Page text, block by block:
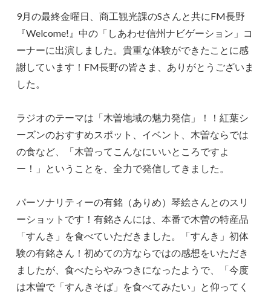
9月の最終金曜日、商工観光課のSさんと共にFM長野
『Welcome!』中の「しあわせ信州ナビゲーション」コ
ーナーに出演しました。貴重な体験ができたことに感
謝しています！FM長野の皆さま、ありがとうございま
した。
ラジオのテーマは「木曽地域の魅力発信」！！紅葉シ
ーズンのおすすめスポット、イベント、木曽ならでは
の食など、「木曽ってこんなにいいところですよ
ー！」ということを、全力で発信してきました。
パーソナリティーの有銘（ありめ）琴絵さんとのスリ
ーショットです！有銘さんには、本番で木曽の特産品
「すんき」を食べていただきました。「すんき」初体
験の有銘さん！初めての方ならではの感想をいただき
ましたが、食べたらやみつきになったようで、「今度
は木曽で「すんきそば」を食べてみたい」と仰ってく